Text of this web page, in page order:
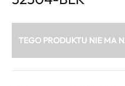
TEGO PRODUKTU NIE MA